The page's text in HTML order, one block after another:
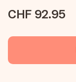
CHF 92.95